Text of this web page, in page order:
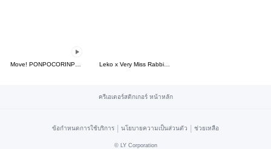
ครีเอเตอร์สติกเกอร์ หน้าหลัก
ข้อกำหนดการใช้บริการ | นโยบายความเป็นส่วนตัว | ช่วยเหลือ
© LY Corporation